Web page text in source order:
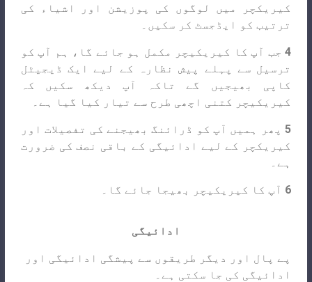
کیریکچر میں لوگوں کی پوزیشن اور اشیاء کی
ترتیب کو ایڈجسٹ کر سکیں۔
4جب آپ کا کیریکیچر مکمل ہو جائے گا، ہم آپ کو
ترسیل سے پہلے پیش نظارہ کے لیے ایک ڈیجیٹل
کاپی بھیجیں گے تاکہ آپ دیکھ سکیں کہ
کیریکیچر کتنی اچھی طرح سے تیار کیا گیا ہے۔
5پھر ہمیں آپ کو ڈرائنگ بھیجنے کی تفصیلات اور
کیریکچر کے لیے ادائیگی کے باقی نصف کی ضرورت
ہے۔
6 آپ کا کیریکیچر بھیجا جائے گا۔
ادائیگی
پے پال اور دیگر طریقوں سے پیشگی ادائیگی اور
ادائیگی کی جا سکتی ہے۔